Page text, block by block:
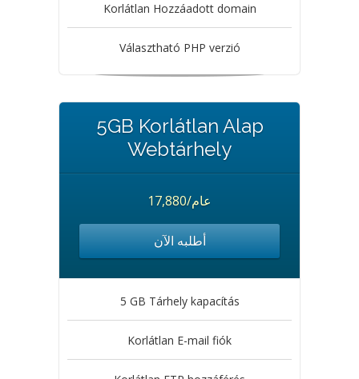
Korlátlan Hozzáadott domain
Választható PHP verzió
5GB Korlátlan Alap
Webtárhely
17,880/عام
أطلبه الآن
5 GB Tárhely kapacítás
Korlátlan E-mail fiók